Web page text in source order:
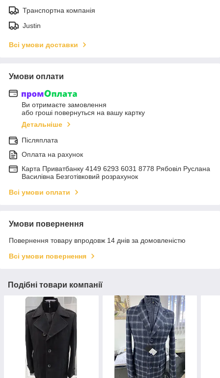
Транспортна компанія
Justin
Всі умови доставки
Умови оплати
Ви отримаєте замовлення
або гроші повернуться на вашу картку
Детальніше
Післяплата
Оплата на рахунок
Карта Приватбанку 4149 6293 6031 8778 Рябовіл Руслана
Василівна Безготівковий розрахунок
Всі умови оплати
Умови повернення
Повернення товару впродовж 14 днів за домовленістю
Всі умови повернення
Подібні товари компанії